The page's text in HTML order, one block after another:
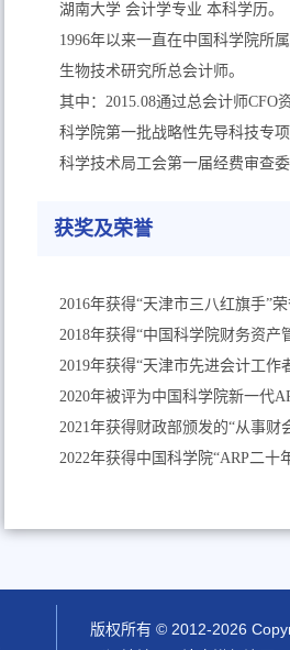
湖南大学 会计学专业 本科学历。
1996年以来一直在中国科学院所
生物技术研究所总会计师。
其中： 2015.08通过总会计师CFO
科学院第一批战略性先导科技专项
科学技术局工会第一届经费审查委
获奖及荣誉
2016年获得“天津市三八红旗手”
2018年获得“中国科学院财务资产
2019年获得“天津市先进会计工作
2020年被评为中国科学院新一代
2021年获得财政部颁发的“从事财
2022年获得中国科学院“ARP二十
版权所有 © 2012-2026